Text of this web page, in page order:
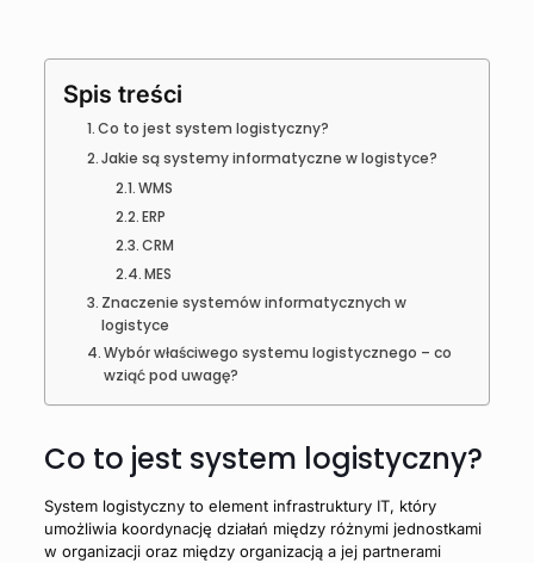
Spis treści
Co to jest system logistyczny?
Jakie są systemy informatyczne w logistyce?
WMS
ERP
CRM
MES
Znaczenie systemów informatycznych w
logistyce
Wybór właściwego systemu logistycznego – co
wziąć pod uwagę?
Co to jest system logistyczny?
System logistyczny to element infrastruktury IT, który
umożliwia koordynację działań między różnymi jednostkami
w organizacji oraz między organizacją a jej partnerami